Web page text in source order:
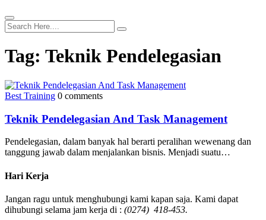
Tag: Teknik Pendelegasian
Best Training 0 comments
Teknik Pendelegasian And Task Management
Pendelegasian, dalam banyak hal berarti peralihan wewenang dan
tanggung jawab dalam menjalankan bisnis. Menjadi suatu…
Hari Kerja
Jangan ragu untuk menghubungi kami kapan saja. Kami dapat
dihubungi selama jam kerja di : (0274) 418-453.